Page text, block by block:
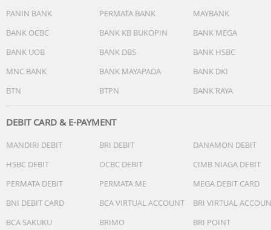
PANIN BANK
PERMATA BANK
MAYBANK
BANK OCBC
BANK KB BUKOPIN
BANK MEGA
BANK UOB
BANK DBS
BANK HSBC
MNC BANK
BANK MAYAPADA
BANK DKI
BTN
BTPN BANK RAYA
DEBIT CARD & E-PAYMENT
MANDIRI DEBIT BRI DEBIT
DANAMON DEBIT
HSBC DEBIT
OCBC DEBIT
CIMB NIAGA DEBIT
PERMATA DEBIT
PERMATA ME
MEGA DEBIT CARD
BNI DEBIT CARD
BCA VIRTUAL ACCOUNT
BRI VIRTUAL
BCA SAKUKU
BRIMO
BRI POINT